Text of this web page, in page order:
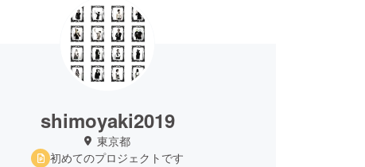
shimoyaki2019
東京都
初めてのプロジェクトです